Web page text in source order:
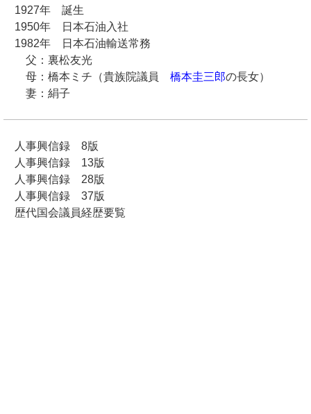
1927年 誕生
1950年 日本石油入社
1982年 日本石油輸送常務
父：裏松友光
母：橋本ミチ（貴族院議員 橋本圭三郎の長女）
妻：絹子
人事興信録 8版
人事興信録 13版
人事興信録 28版
人事興信録 37版
歴代国会議員経歴要覧